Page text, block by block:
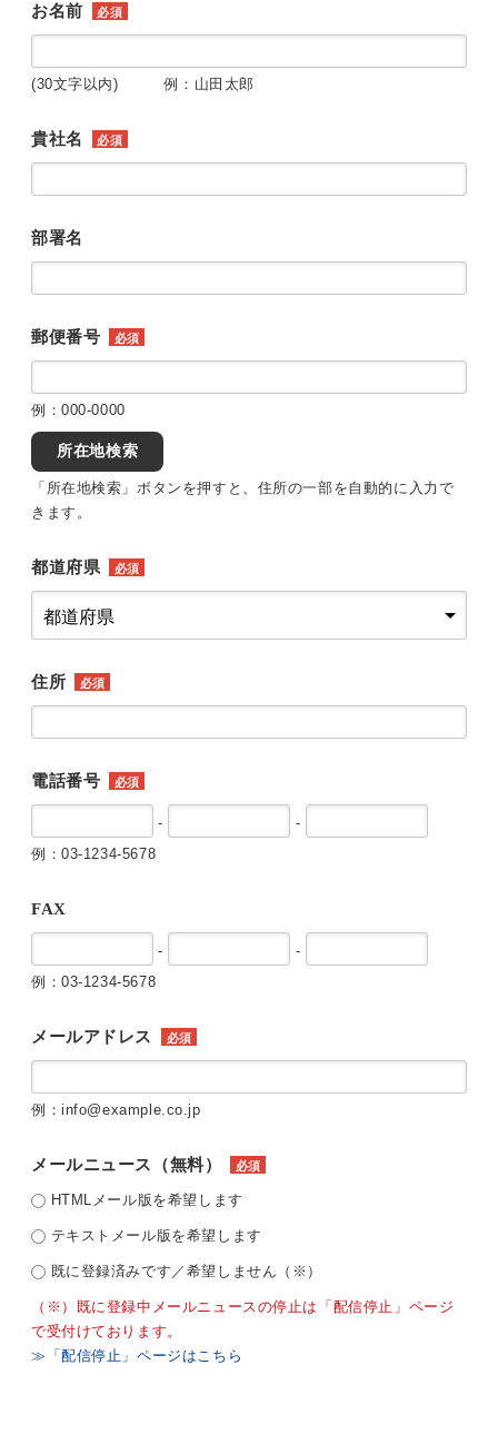
お名前 必須
(30文字以内) 例：山田太郎
貴社名 必須
部署名
郵便番号 必須
例：000-0000
所在地検索
「所在地検索」ボタンを押すと、住所の一部を自動的に入力で
きます。
都道府県 必須
住所 必須
電話番号 必須
-
-
例：03-1234-5678
FAX
-
-
例：03-1234-5678
メールアドレス 必須
例：info@example.co.jp
メールニュース（無料） 必須
HTMLメール版を希望します
テキストメール版を希望します
既に登録済みです／希望しません（※）
（※）既に登録中メールニュースの停止は「配信停止」ページ
で受付けております。
≫「配信停止」ページはこちら